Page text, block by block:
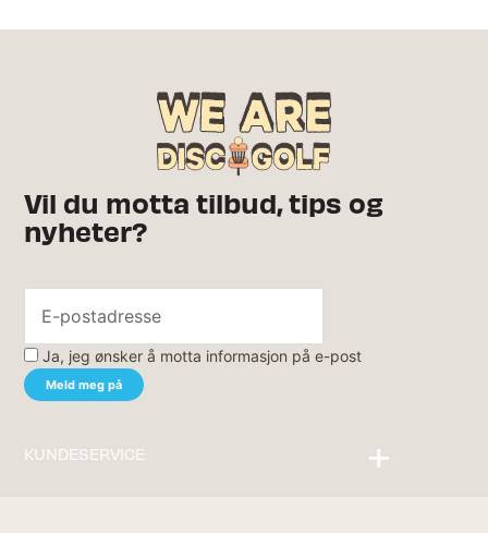
Vil du motta tilbud, tips og
nyheter?
Ja, jeg ønsker å motta informasjon på e-post
KUNDESERVICE